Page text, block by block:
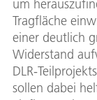
um
Tragfläche
einer deutlich
Widerstand
DLR-
sollen dabei